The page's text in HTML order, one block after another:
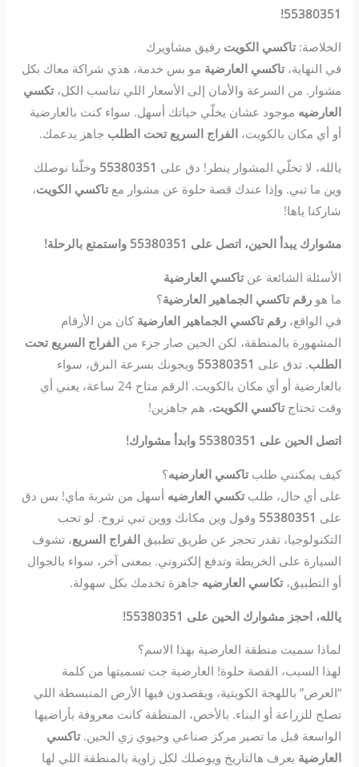
55380351!
الخلاصة:تاكسي الكويت رفيق مشاويرك
في النهاية،تاكسي العارضية مو بس خدمة، هذي شراكة معاك بكل
مشوار. من السرعة والأمان إلى الأسعار اللي تناسب الكل،تكسي
العارضيه موجود عشان يخلّي حياتك أسهل. سواء كنت بالعارضية
أو أي مكان بالكويت،الفراج السريع تحت الطلب جاهز يدعمك.
يالله، لا تخلّي المشوار ينطر! دق على 55380351 وخلّنا نوصلك
وين ما تبي. وإذا عندك قصة حلوة عن مشوار معتاكسي الكويت،
شاركنا ياها!
مشوارك يبدأ الحين، اتصل على 55380351 واستمتع بالرحلة!
الأسئلة الشائعة عنتاكسي العارضية
ما هورقم تاكسي الجماهير العارضية؟
في الواقع،رقم تاكسي الجماهير العارضية كان من الأرقام
المشهورة بالمنطقة، لكن الحين صار جزء منالفراج السريع تحت
الطلب. تدق على 55380351 ويجونك بسرعة البرق، سواء
بالعارضية أو أي مكان بالكويت. الرقم متاح 24 ساعة، يعني أي
وقت تحتاجتاكسي الكويت، هم جاهزين!
اتصل الحين على 55380351 وابدأ مشوارك!
كيف يمكنني طلبتاكسي العارضيه؟
على أي حال، طلبتكسي العارضيه أسهل من شربة ماي! بس دق
على 55380351 وقول وين مكانك ووين تبي تروح. لو تحب
التكنولوجيا، تقدر تحجز عن طريق تطبيقالفراج السريع، تشوف
السيارة على الخريطة وتدفع إلكتروني. بمعنى آخر، سواء بالجوال
أو التطبيق،تكاسي العارضيه جاهزة تخدمك بكل سهولة.
يالله، احجز مشوارك الحين على 55380351!
لماذا سميت منطقة العارضية بهذا الاسم؟
لهذا السبب، القصة حلوة! العارضية جت تسميتها من كلمة
“العرض” باللهجة الكويتية، ويقصدون فيها الأرض المنبسطة اللي
تصلح للزراعة أو البناء. بالأخص، المنطقة كانت معروفة بأراضيها
الواسعة قبل ما تصير مركز صناعي وحيوي زي الحين.تاكسي
العارضية يعرف هالتاريخ ويوصلك لكل زاوية بالمنطقة اللي لها